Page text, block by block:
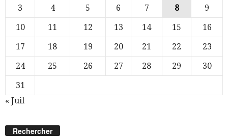
3
4 5 6 7 8
9
10
11 12 13 14 15
16
17
18 19 20 21 22
23
24
25 26 27 28 29
30
31
« Juil
Rechercher